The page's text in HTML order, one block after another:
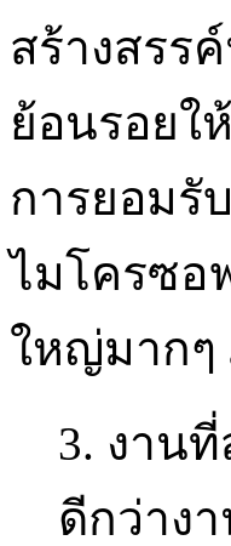
สร้างสรร
ย้อนรอยใ
การยอมรั
ไมโครซอ
ใหญ่มากๆ
3. งาน
ดีกว่าง